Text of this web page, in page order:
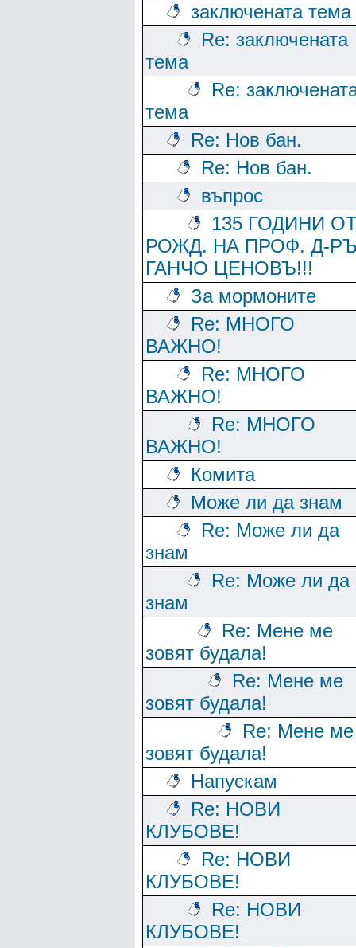
заключената тема
Re: заключената
тема
Re:
тема
Re: Нов бан.
Re: Нов бан.
въпрос
135 ГОДИНИ
РОЖД. НА ПРОФ. Д-
ГАНЧО ЦЕНОВЪ!!!
За мормоните
Re: МНОГО
ВАЖНО!
Re: МНОГО
ВАЖНО!
Re: МНОГО
ВАЖНО!
Комита
Може ли да знам
Re: Може ли да
знам
Re: Може ли да
знам
Re: Мене ме
зовят будала!
Re: Мене ме
зовят будала!
Re: Мене ме
зовят будала!
Напускам
Re: НОВИ
КЛУБОВЕ!
Re: НОВИ
КЛУБОВЕ!
Re: НОВИ
КЛУБОВЕ!